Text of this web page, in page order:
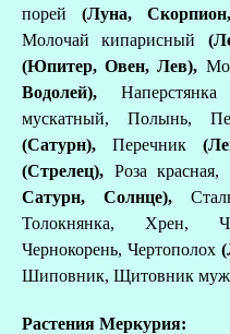
порей(Луна,
Молочай кипарисный
(Юпитер, Овен, Лев),
Водолей), Наперстянка
мускатный,
Полынь,
(Сатурн), Перечник
(Стрелец), Роза красная,
Сатурн, Солнце),
Толокнянка, Хрен,
Чернокорень, Чертополох
Шиповник, Щитовник
Растения Меркурия: